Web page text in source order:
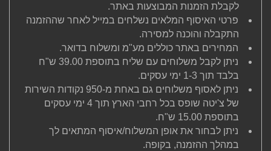
לקבלת הזמנות המבוצעות באתר.
פרטי האיסוף המלאים נשלחים במייל לאחר שההזמנה
התקבלה והוכנה למסירה.
המחירים באתר כוללים מע"מ ומשלוח בדואר.
ניתן לקבל משלוחים עם שליח בתוספת 39.00 ש"ח
בלבד תוך 1-3 ימי עסקים.
ניתן לאסוף משלוחים גם באחת מ-950 נקודות השירות
של צ'יטה שופס בכל רחבי הארץ תוך 4 ימי עסקים
בתוספת 15.00 ש"ח.
ניתן לבחור את אופן המשלוח/איסוף המתאים לך
במהלך ההזמנה, בקופה.